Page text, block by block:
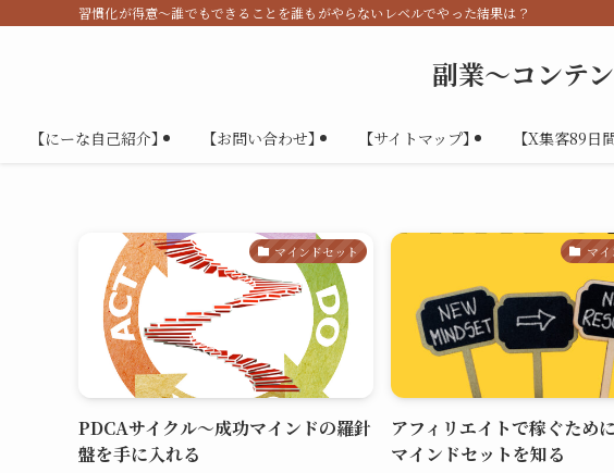
習慣化が得意～誰でもできることを誰もがやらないレベルでやった結果は？
副業～コンテ
【にーな自己紹介】 【お問い合わせ】 【サイトマップ】 【X集客89日
マインドセット
PDCAサイクル～成功マインドの羅針
盤を手に入れる
マイ
アフィリエイトで稼ぐため
マインドセットを知る